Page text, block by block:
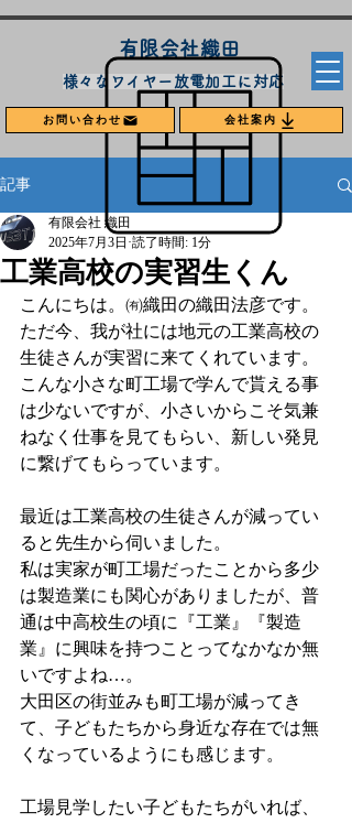
​有限会社織田
​様々なワイヤー放電加工に対応
お問い合わせ 会社案内
記事
工業高校の実習生くん
有限会社 織田
2025年7月3日 読了時間: 1分
こんにちは。㈲織田の織田法彦です。
ただ今、我が社には地元の工業高校の
生徒さんが実習に来てくれています。
こんな小さな町工場で学んで貰える事
は少ないですが、小さいからこそ気兼
ねなく仕事を見てもらい、新しい発見
に繋げてもらっています。
最近は工業高校の生徒さんが減ってい
ると先生から伺いました。
私は実家が町工場だったことから多少
は製造業にも関心がありましたが、普
通は中高校生の頃に『工業』『製造
業』に興味を持つことってなかなか無
いですよね…。
大田区の街並みも町工場が減ってき
て、子どもたちから身近な存在では無
くなっているようにも感じます。
工場見学したい子どもたちがいれば、